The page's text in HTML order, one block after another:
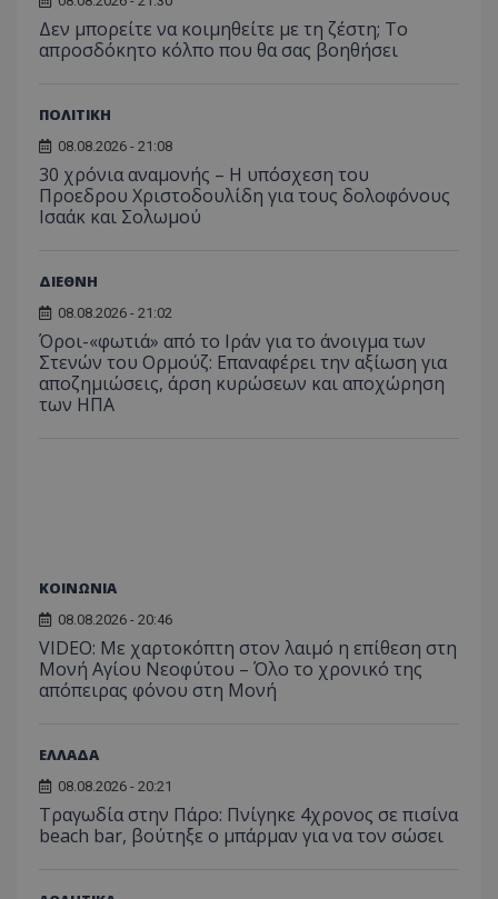
Δεν μπορείτε να κοιμηθείτε με τη ζέστη; Το
απροσδόκητο κόλπο που θα σας βοηθήσει
ΠΟΛΙΤΙΚΗ
08.08.2026 - 21:08
30 χρόνια αναμονής – Η υπόσχεση του
Προεδρου Χριστοδουλίδη για τους δολοφόνους
Ισαάκ και Σολωμού
ΔΙΕΘΝΗ
08.08.2026 - 21:02
Όροι-«φωτιά» από το Ιράν για το άνοιγμα των
Στενών του Ορμούζ: Επαναφέρει την αξίωση για
αποζημιώσεις, άρση κυρώσεων και αποχώρηση
των ΗΠΑ
ΚΟΙΝΩΝΙΑ
08.08.2026 - 20:46
VIDEO: Με χαρτοκόπτη στον λαιμό η επίθεση στη
Μονή Αγίου Νεοφύτου – Όλο το χρονικό της
απόπειρας φόνου στη Μονή
ΕΛΛΑΔΑ
08.08.2026 - 20:21
Τραγωδία στην Πάρο: Πνίγηκε 4χρονος σε πισίνα
beach bar, βούτηξε ο μπάρμαν για να τον σώσει